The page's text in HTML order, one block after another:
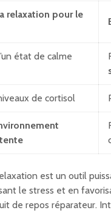
relaxation pour le
état de calme
de cortisol
est un outil
le stress et en
de repos réparateur.